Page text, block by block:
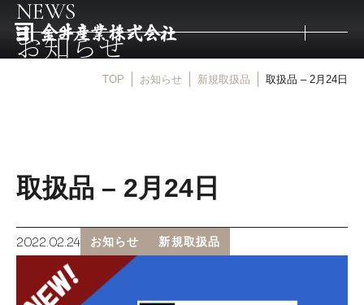
取扱メーカー
金井産業の強み
マルキン印
NEWS
お知らせ
TOP お知らせ 新規取扱品 取扱品 – 2月24日
取扱品 – 2月24日
2022.02.24 お知らせ 新規取扱品